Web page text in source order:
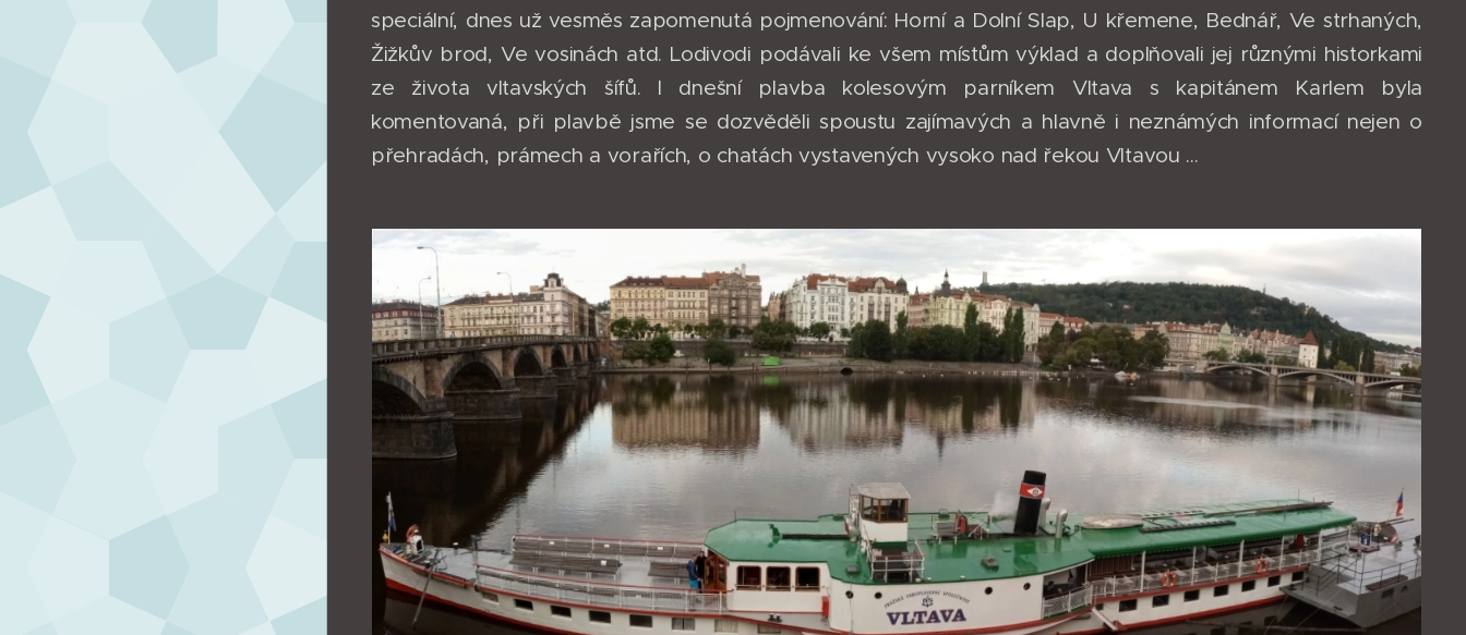
speciální, dnes už vesměs zapomenutá pojmenování: Horní a Dolní Slap, U křemene, Bednář, Ve strhaných,
Žižkův brod, Ve vosinách atd. Lodivodi podávali ke všem místům výklad a doplňovali jej různými historkami
ze života vltavských šífů. I dnešní plavba kolesovým parníkem Vltava s kapitánem Karlem byla
komentovaná, při plavbě jsme se dozvěděli spoustu zajímavých a hlavně i neznámých informací nejen o
přehradách, prámech a vorařích, o chatách vystavených vysoko nad řekou Vltavou ...